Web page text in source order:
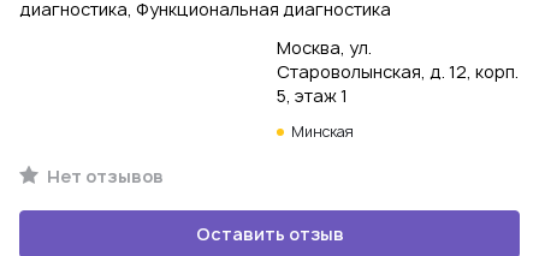
диагностика, Функциональная диагностика
Москва, ул.
Староволынская, д. 12, корп.
5, этаж 1
Минская
Нет отзывов
Оставить отзыв